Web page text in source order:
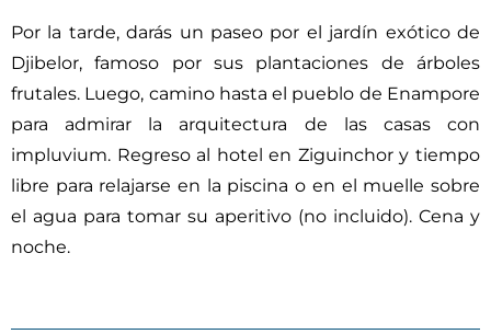
Por la tarde, darás un paseo por el jardín exótico de
Djibelor, famoso por sus plantaciones de árboles
frutales. Luego, camino hasta el pueblo de Enampore
para admirar la arquitectura de las casas con
impluvium. Regreso al hotel en Ziguinchor y tiempo
libre para relajarse en la piscina o en el muelle sobre
el agua para tomar su aperitivo (no incluido). Cena y
noche.